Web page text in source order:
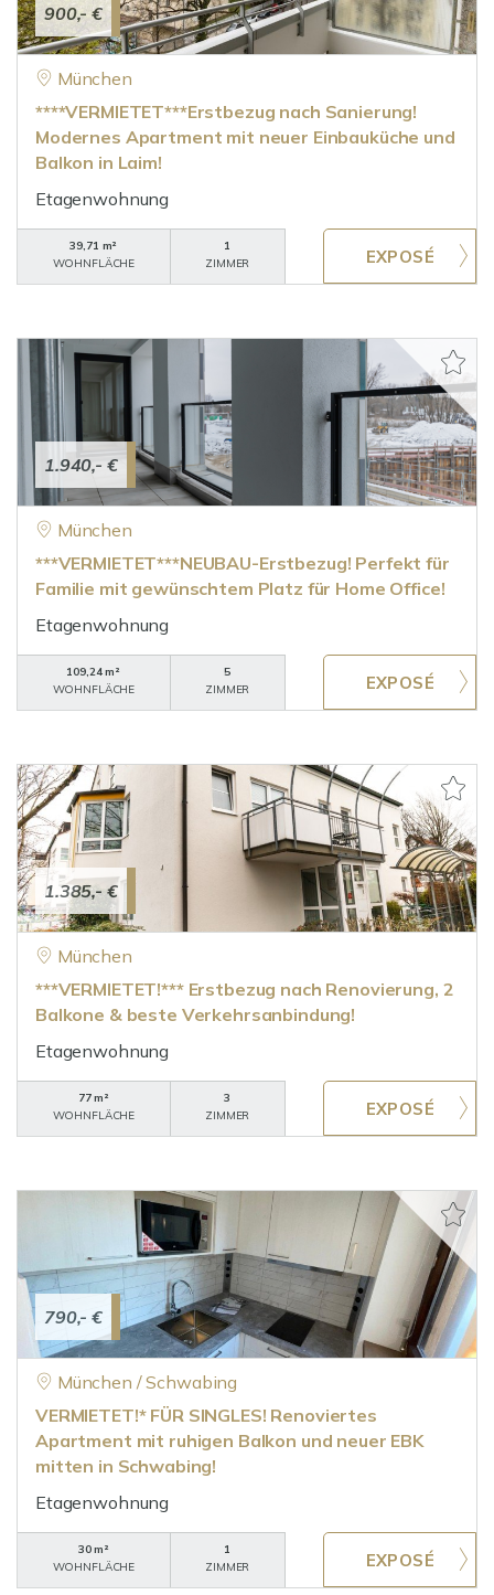
900,- €
München
****VERMIETET***Erstbezug nach Sanierung!
Modernes Apartment mit neuer Einbauküche und
Balkon in Laim!
Etagenwohnung
39,71 m²
WOHNFLÄCHE
1
ZIMMER
1.940,- €
München
***VERMIETET***NEUBAU-Erstbezug! Perfekt für
Familie mit gewünschtem Platz für Home Office!
Etagenwohnung
109,24 m²
WOHNFLÄCHE
5
ZIMMER
1.385,- €
München
***VERMIETET!*** Erstbezug nach Renovierung, 2
Balkone & beste Verkehrsanbindung!
Etagenwohnung
77 m²
WOHNFLÄCHE
3
ZIMMER
790,- €
München / Schwabing
VERMIETET!* FÜR SINGLES! Renoviertes
Apartment mit ruhigen Balkon und neuer EBK
mitten in Schwabing!
Etagenwohnung
30 m²
WOHNFLÄCHE
1
ZIMMER